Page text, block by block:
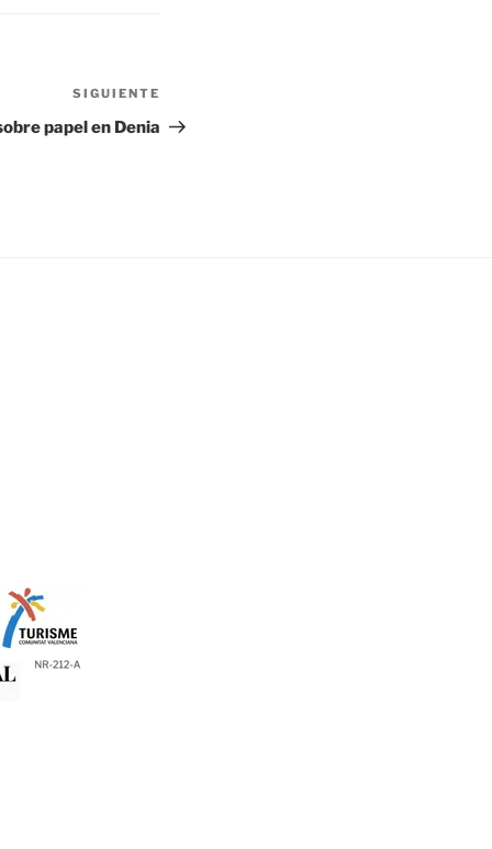
entrada
SIGUIENTE
papel en Denia